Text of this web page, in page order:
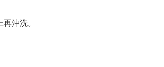
沖洗。